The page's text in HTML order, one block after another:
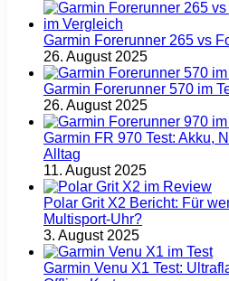
Garmin Forerunner 265 vs
26. August 2025
Garmin Forerunner 570 im
26. August 2025
Garmin FR 970 Test: Akku,
Alltag
11. August 2025
Polar Grit X2 Bericht: Für
Multisport‑Uhr?
3. August 2025
Garmin Venu X1 Test: